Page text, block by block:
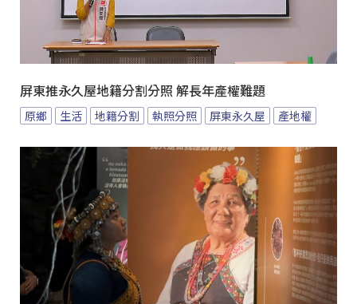
屏東推永久屋地籍分割分照 解長年產權難題
原鄉 生活 地籍分割 執照分照 屏東永久屋 產地權